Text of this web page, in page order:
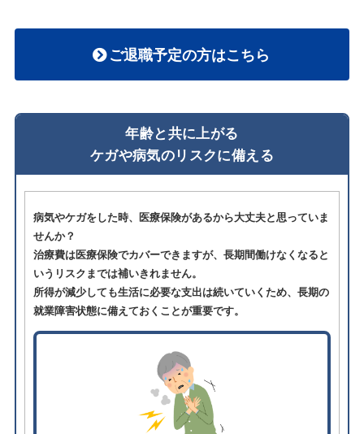
ご退職予定の方はこちら
年齢と共に上がる
ケガや病気のリスクに備える
病気やケガをした時、医療保険があるから大丈夫と思っていま
せんか？
治療費は医療保険でカバーできますが、長期間働けなくなると
いうリスクまでは補いきれません。
所得が減少しても生活に必要な支出は続いていくため、長期の
就業障害状態に備えておくことが重要です。